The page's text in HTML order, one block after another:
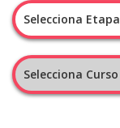
Selecciona Etapa
Selecciona Curso